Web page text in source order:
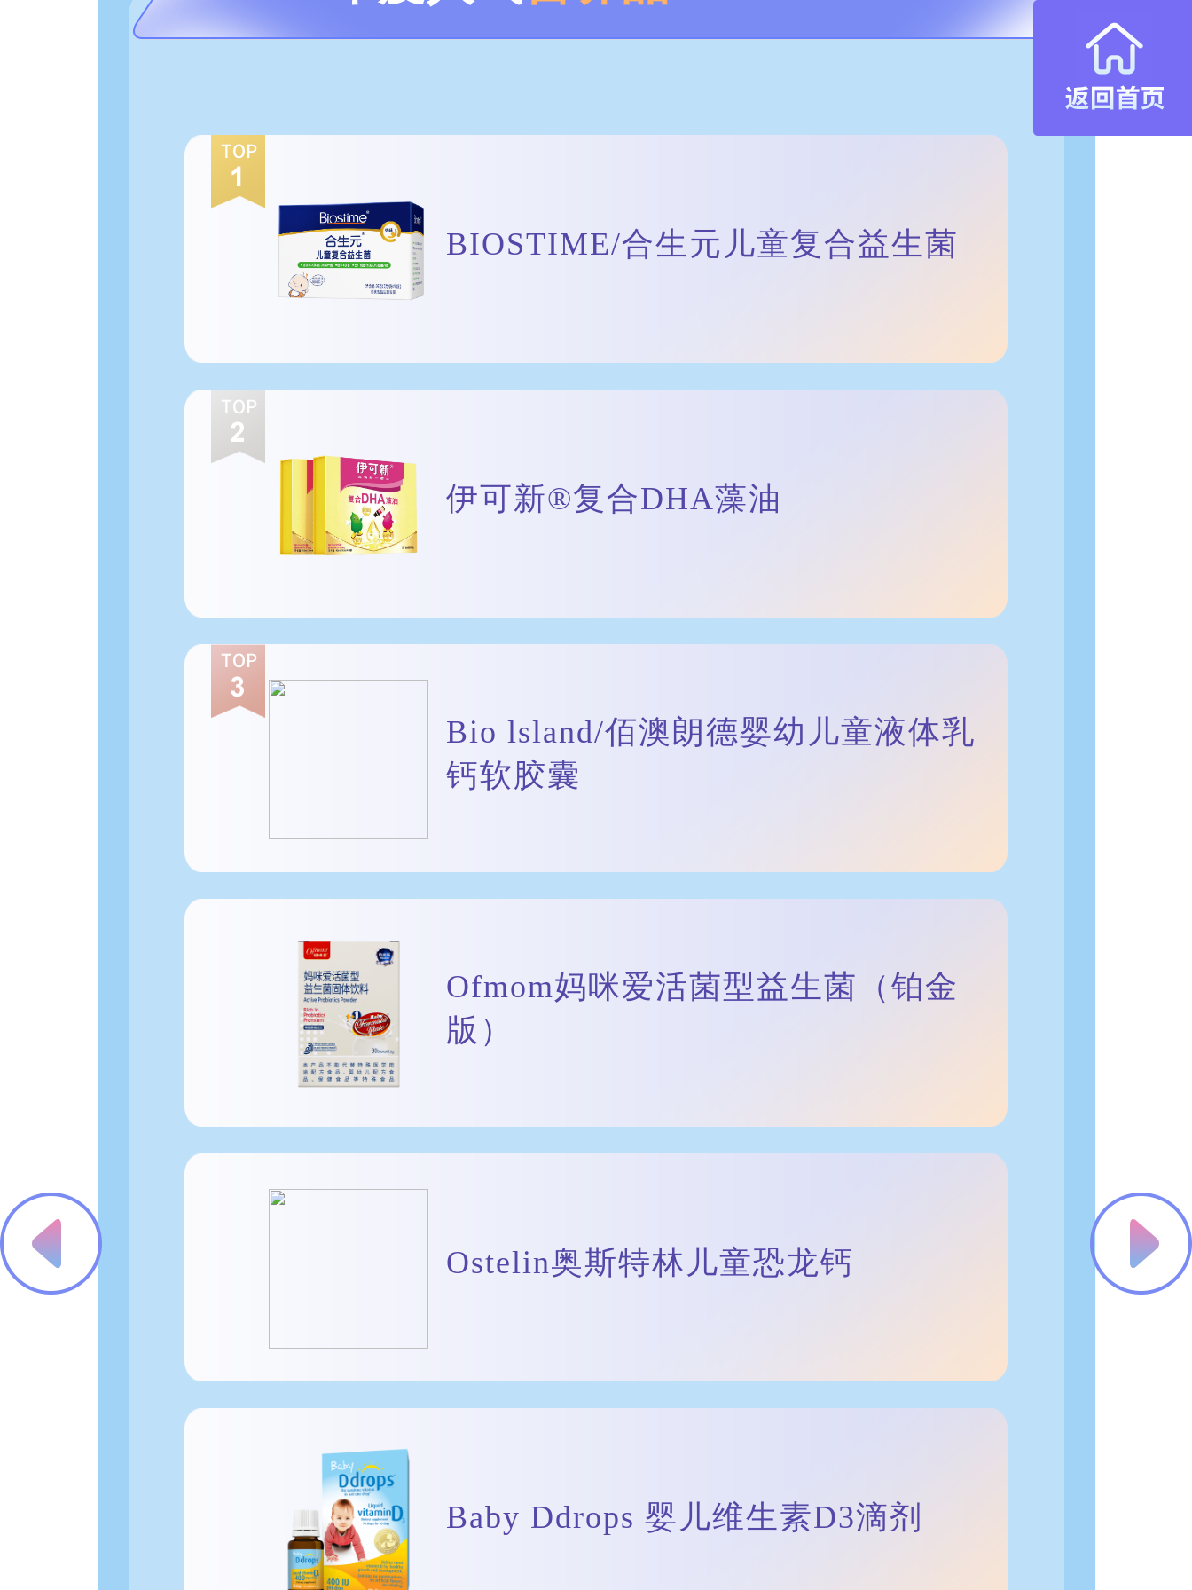
BIOSTIME/合生元儿童复合益生菌
伊可新®复合DHA藻油
Bio lsland/佰澳朗德婴幼儿童液体乳
钙软胶囊
Ofmom妈咪爱活菌型益生菌（铂金
版）
Ostelin奥斯特林儿童恐龙钙
Baby Ddrops 婴儿维生素D3滴剂